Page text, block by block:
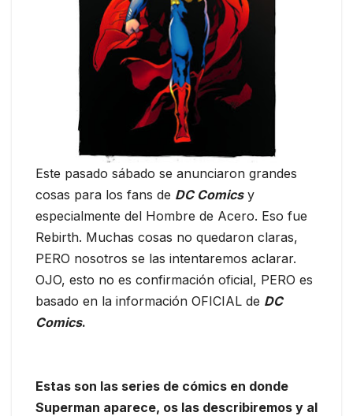
Este pasado sábado se anunciaron grandes
cosas para los fans de DC Comicsy
especialmente del Hombre de Acero. Eso fue
Rebirth. Muchas cosas no quedaron claras,
PERO nosotros se las intentaremos aclarar.
OJO, esto no es confirmación oficial, PERO es
basado en la información OFICIAL de DC
Comics.
Estas son las series de cómics en donde
Superman aparece, os las describiremos y al